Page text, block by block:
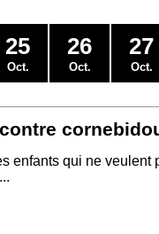
25
Oct.
26
Oct.
27
Oct.
enfants qui ne veulent